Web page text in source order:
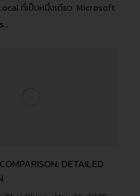
ที่เป็นหนึ่งเดียว Microsoft
DETAILED